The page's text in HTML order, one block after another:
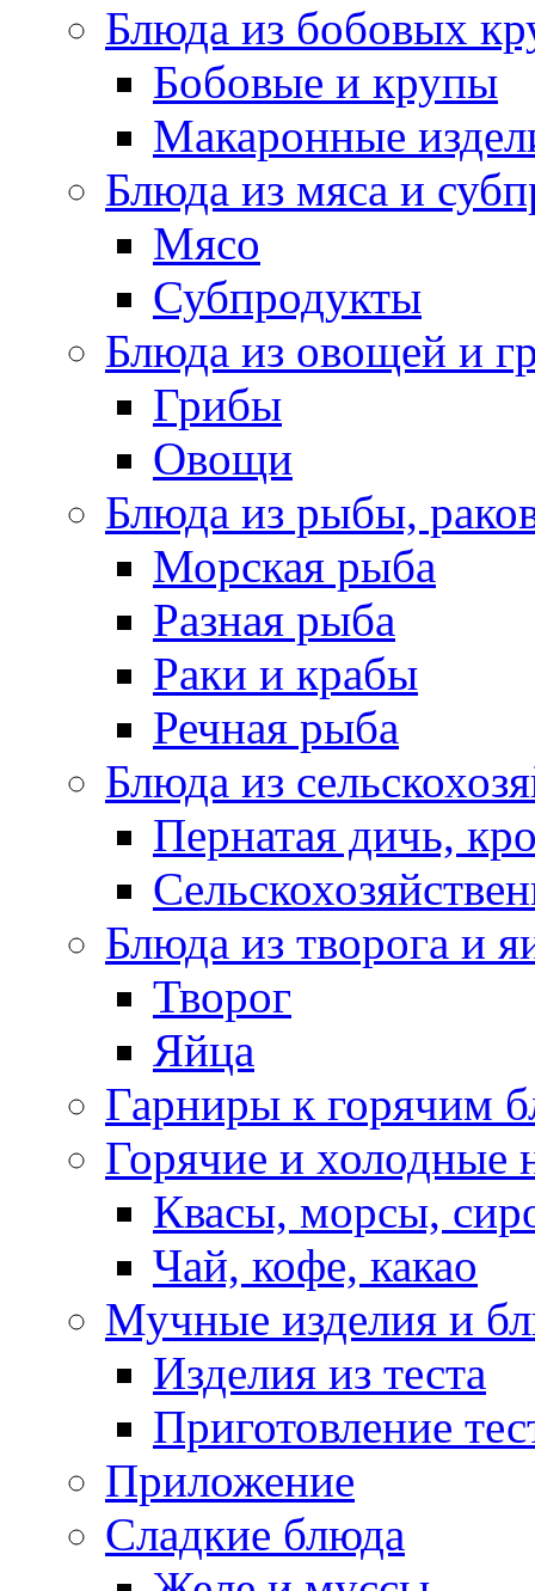
Блюда из бобовых
Бобовые и крупы
Макаронные
Блюда из мяса и
Мясо
Субпродукты
Блюда из овощей и
Грибы
Овощи
Блюда из рыбы,
Морская рыба
Разная рыба
Раки и крабы
Речная рыба
Блюда из
Пернатая дичь,
Блюда из творога и
Творог
Яйца
Гарниры к горячим
Горячие и холодные
Квасы, морсы,
Чай, кофе, какао
Мучные изделия и
Изделия из теста
Приготовление
Приложение
Сладкие блюда